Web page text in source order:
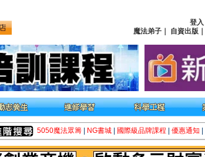
登入
魔法弟子
自資出版
5050魔法眾籌 NG書城 國際級品牌課程 優惠通知